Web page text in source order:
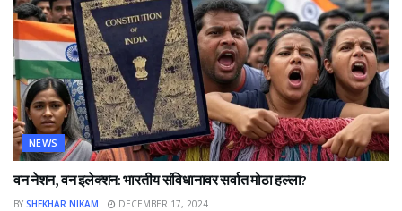
NEWS
वन नेशन, वन इलेक्शन: भारतीय संविधानावर सर्वात मोठा हल्ला?
BY SHEKHAR NIKAM DECEMBER 17, 2024